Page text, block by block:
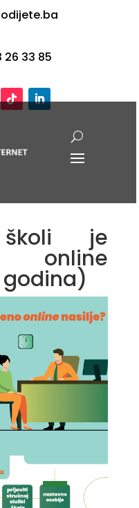
26 33 85
je
online
godina)